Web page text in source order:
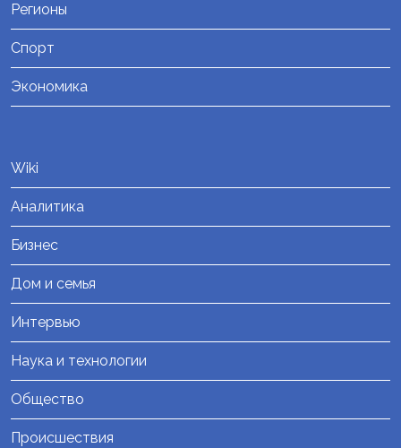
Регионы
Спорт
Экономика
Wiki
Аналитика
Бизнес
Дом и семья
Интервью
Наука и технологии
Общество
Происшествия